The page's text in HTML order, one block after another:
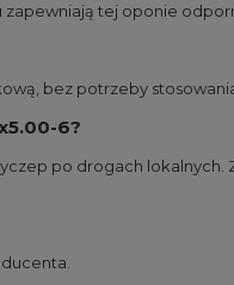
tej oponie
bez potrzeby
6?
po drogach